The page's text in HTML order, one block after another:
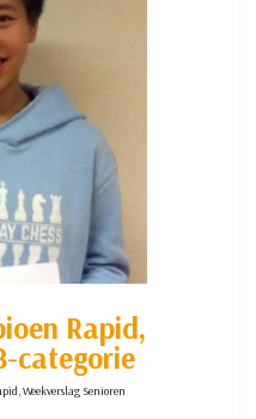
Rapid,
categorie
,Weekverslag Senioren